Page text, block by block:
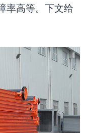
率高等。下文给